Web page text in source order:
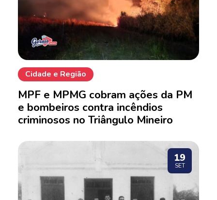
Cidade e Região
MPF e MPMG cobram ações da PM
e bombeiros contra incêndios
criminosos no Triângulo Mineiro
19
SET